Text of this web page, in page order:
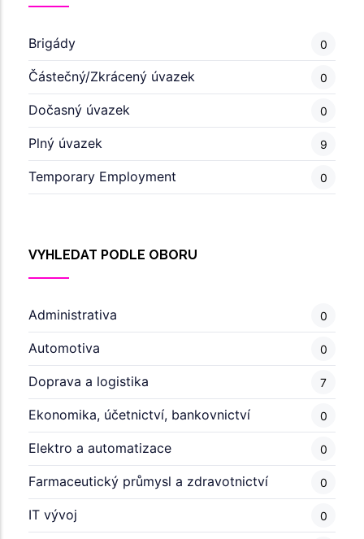
Brigády 0
Částečný/Zkrácený úvazek 0
Dočasný úvazek 0
Plný úvazek 9
Temporary Employment 0
VYHLEDAT PODLE OBORU
Administrativa 0
Automotiva 0
Doprava a logistika 7
Ekonomika, účetnictví, bankovnictví 0
Elektro a automatizace 0
Farmaceutický průmysl a zdravotnictví 0
IT vývoj 0